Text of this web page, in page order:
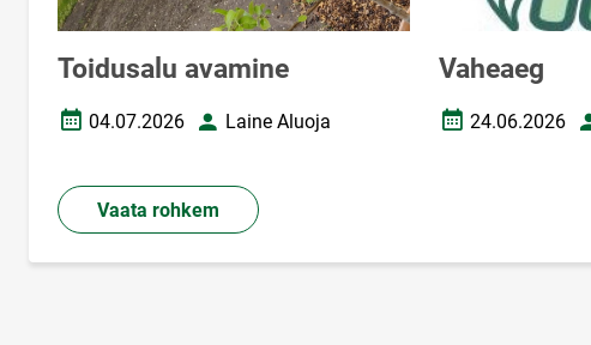
Toidusalu avamine
Loomise kuupäev
04.07.2026 AutorLaine Aluoja
Vaheaeg
Loomise kuupäev
24.06.2026
Vaata rohkem